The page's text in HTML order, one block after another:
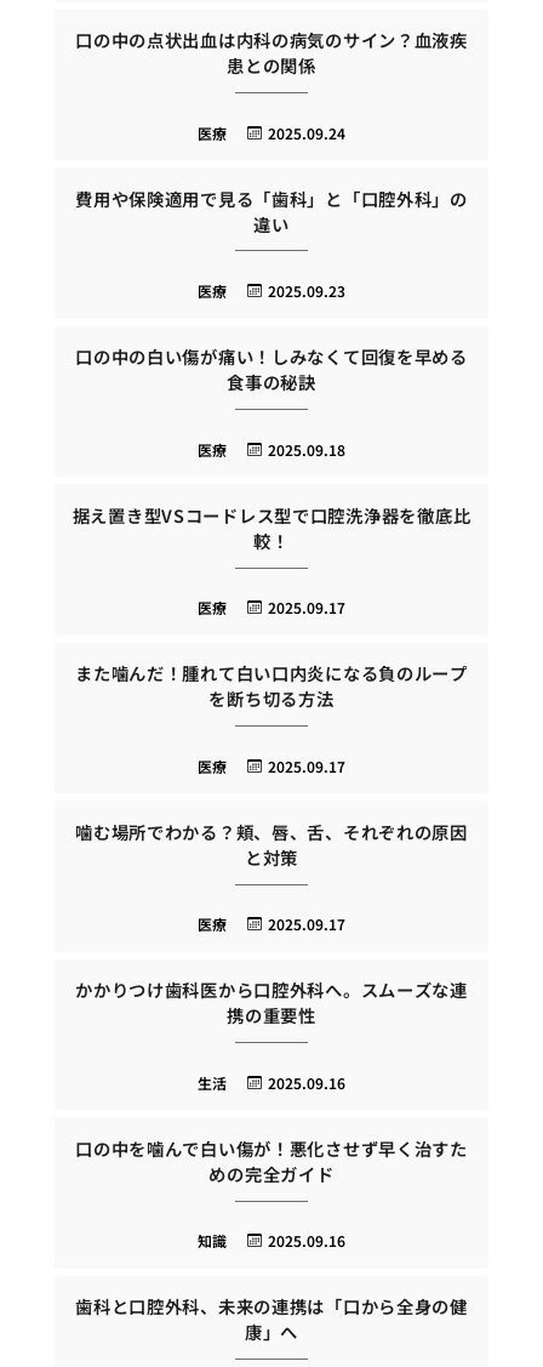
口の中の点状出血は内科の病気のサイン？血液疾
患との関係
2025.09.24
医療
費用や保険適用で見る「歯科」と「口腔外科」の
違い
2025.09.23
医療
口の中の白い傷が痛い！しみなくて回復を早める
食事の秘訣
2025.09.18
医療
据え置き型VSコードレス型で口腔洗浄器を徹底比
較！
2025.09.17
医療
また噛んだ！腫れて白い口内炎になる負のループ
を断ち切る方法
2025.09.17
医療
噛む場所でわかる？頬、唇、舌、それぞれの原因
と対策
2025.09.17
医療
かかりつけ歯科医から口腔外科へ。スムーズな連
携の重要性
2025.09.16
生活
口の中を噛んで白い傷が！悪化させず早く治すた
めの完全ガイド
2025.09.16
知識
歯科と口腔外科、未来の連携は「口から全身の健
康」へ